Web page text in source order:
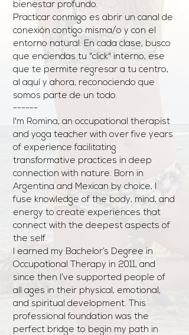
bienestar profundo.
Practicar conmigo es abrir un canal de
conexión contigo misma/o y con el
entorno natural. En cada clase, busco
que enciendas tu "click" interno, ese
que te permite regresar a tu centro,
al aquí y ahora, reconociendo que
somos parte de un todo.
------
I'm Romina, an occupational therapist
and yoga teacher with over five years
of experience facilitating
transformative practices in deep
connection with nature. Born in
Argentina and Mexican by choice, I
fuse knowledge of the body, mind, and
energy to create experiences that
connect with the deepest aspects of
the self.
I earned my Bachelor’s Degree in
Occupational Therapy in 2011, and
since then I’ve supported people of
all ages in their physical, emotional,
and spiritual development. This
professional foundation was the
perfect bridge to begin my path in